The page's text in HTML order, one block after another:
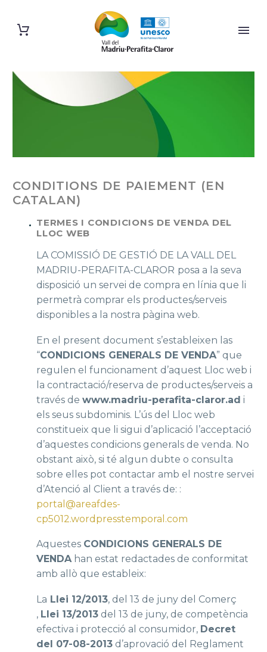
CONDITIONS DE PAIEMENT (EN
CATALAN)
TERMES I CONDICIONS DE VENDA DEL
LLOC WEB
LA COMISSIÓ DE GESTIÓ DE LA VALL DEL
MADRIU-PERAFITA-CLAROR posa a la seva
disposició un servei de compra en línia que li
permetrà comprar els productes/serveis
disponibles a la nostra pàgina web.
En el present document s’estableixen las
“CONDICIONS GENERALS DE VENDA” que
regulen el funcionament d’aquest Lloc web i
la contractació/reserva de productes/serveis a
través de www.madriu-perafita-claror.ad i
els seus subdominis. L’ús del Lloc web
constitueix que li sigui d’aplicació l’acceptació
d’aquestes condicions generals de venda. No
obstant això, si té algun dubte o consulta
sobre elles pot contactar amb el nostre servei
d’Atenció al Client a través de: :
portal@areafdes-
cp5012.wordpresstemporal.com
Aquestes CONDICIONS GENERALS DE
VENDAhan estat redactades de conformitat
amb allò que estableix:
La Llei 12/2013, del 13 de juny del Comerç
, Llei 13/2013 del 13 de juny, de competència
efectiva i protecció al consumidor, Decret
del 07-08-2013 d’aprovació del Reglament